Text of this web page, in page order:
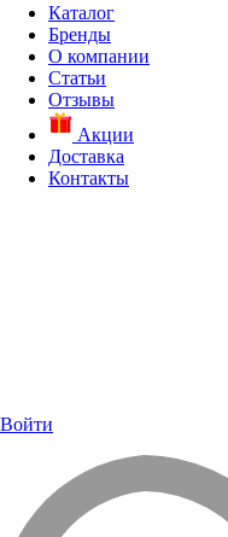
Каталог
Бренды
О компании
Статьи
Отзывы
Акции
Доставка
Контакты
Войти